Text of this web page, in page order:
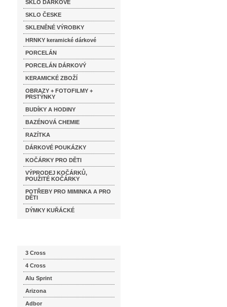
SKLO DÁRKOVÉ
SKLO ČESKE
SKLENĚNÉ VÝROBKY
HRNKY keramické dárkové
PORCELÁN
PORCELÁN DÁRKOVÝ
KERAMICKÉ ZBOŽÍ
OBRAZY + FOTOFILMY +
PRSTÝNKY
BUDÍKY A HODINY
BAZÉNOVÁ CHEMIE
RAZÍTKA
DÁRKOVÉ POUKÁZKY
KOČÁRKY PRO DĚTI
VÝPRODEJ KOČÁRKŮ,
POUŽITÉ KOČÁRKY
POTŘEBY PRO MIMINKA A PRO
DĚTI
DÝMKY KUŘÁCKÉ
3 Cross
4 Cross
Alu Sprint
Arizona
Adbor